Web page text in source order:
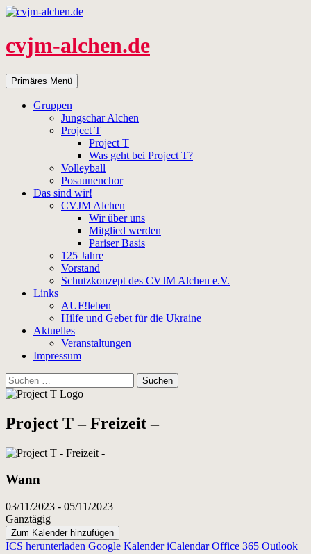
Zum
springen
cvjm-alchen.de
Suchen
Primäres Menü
Gruppen
Jungschar Alchen
Project T
Project T
Was geht bei Project T?
Volleyball
Posaunenchor
Das sind wir!
CVJM Alchen
Wir über uns
Mitglied werden
Pariser Basis
125 Jahre
Vorstand
Schutzkonzept des CVJM Alchen e.V.
Links
AUF!leben
Hilfe und Gebet für die Ukraine
Aktuelles
Veranstaltungen
Impressum
Suchen
nach:
Project T – Freizeit –
Wann
03/11/2023 - 05/11/2023
Ganztägig
Zum Kalender hinzufügen
ICS herunterladen Google Kalender iCalendar Office 365 Outlook